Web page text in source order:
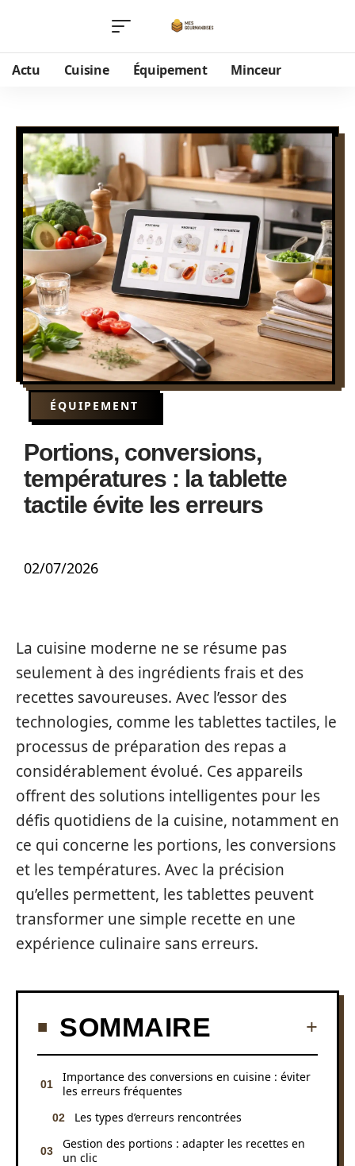
Actu Cuisine Équipement Minceur
ÉQUIPEMENT
Portions, conversions,
températures : la tablette
tactile évite les erreurs
02/07/2026
La cuisine moderne ne se résume pas
seulement à des ingrédients frais et des
recettes savoureuses. Avec l’essor des
technologies, comme les tablettes tactiles, le
processus de préparation des repas a
considérablement évolué. Ces appareils
offrent des solutions intelligentes pour les
défis quotidiens de la cuisine, notamment en
ce qui concerne les portions, les conversions
et les températures. Avec la précision
qu’elles permettent, les tablettes peuvent
transformer une simple recette en une
expérience culinaire sans erreurs.
SOMMAIRE
Importance des conversions en cuisine : éviter
les erreurs fréquentes
Les types d’erreurs rencontrées
Gestion des portions : adapter les recettes en
un clic